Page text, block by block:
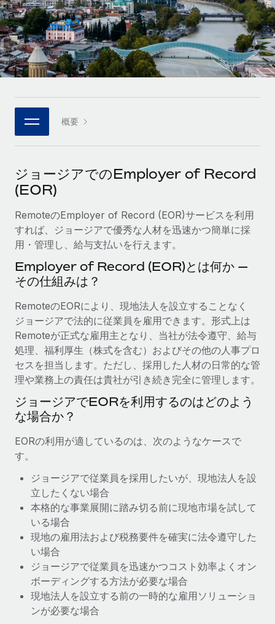
インフラ
Remote統合
人事機能をワークフローにシームレスに統合する
チームのための人事の基本機能を内蔵
接続 新しい
基本的なビジネスツールを活用して業務プロセスを効率化す
る
サービス
グローバル人事・コンプライアンスの専門サポート
バックグラウンドチェック
候補者の選考プロセスをシンプルに
Compliance Watchtower
コンプライアンスリスクを先回りして対応
デバイス管理
ITデバイスを世界規模で提供・管理
法人設立
法令順守した法人をスピーディに設立
従業員の異動をスムーズに
福利厚生
従業員の福利厚生を簡単に管理
成長中の企業向けのアジャイルなグローバルHR・給与処理ソ
リューション
ミッドマーケット
カスタマイズされた人事ソリューションでチームを拡大する
パートナーに登録
グローバルな人事機能を柔軟に自社プラットフォームへ統合
当社とのパートナーシップの可能性を検討する
Remote Build 近日リリース予定
REMOTEで学習
リサーチおよびガイド
活用事例
職務内容ライブラリ
イベント
ニュースルーム
給与・人材情報
情報センター
サポートを依頼する
すべてのリソースを表示する
ブログ
グローバル給与処理
EORおよびPEO
契約社員管理
ブログを読む
ブログ
Remoteの製品アップデート：GustoとXeroの統合お
よびContractor Management Plus（契約社員管理
プラス）
Remoteの使命は、世界のどこにいても、あらゆる規模の企業が
業務に最適な人材を採用し、管理し、給与を支給できるようにす
ることです。この数週間で、新しい統合、機能、改良点をリリー
Deutsch
Español
Português (Portugal)
한국어
中文（简体）
概要
ジョージアでのEmployer of Record
(EOR)
RemoteのEmployer of Record (EOR)サービスを利用
すれば、ジョージアで優秀な人材を迅速かつ簡単に採
用・管理し、給与支払いを行えます。
Employer of Record (EOR)とは何か —
その仕組みは？
RemoteのEORにより、現地法人を設立することなく
ジョージアで法的に従業員を雇用できます。形式上は
Remoteが正式な雇用主となり、当社が法令遵守、給与
処理、福利厚生（株式を含む）およびその他の人事プロ
セスを担当します。ただし、採用した人材の日常的な管
理や業務上の責任は貴社が引き続き完全に管理します。
ジョージアでEORを利用するのはどのよう
な場合か？
EORの利用が適しているのは、次のようなケースで
す。
ジョージアで従業員を採用したいが、現地法人を設
立したくない場合
本格的な事業展開に踏み切る前に現地市場を試して
いる場合
現地の雇用法および税務要件を確実に法令遵守した
い場合
ジョージアで従業員を迅速かつコスト効率よくオン
ボーディングする方法が必要な場合
現地法人を設立する前の一時的な雇用ソリューショ
ンが必要な場合